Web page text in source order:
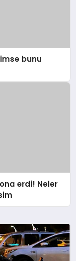
bunu
erdi! Neler